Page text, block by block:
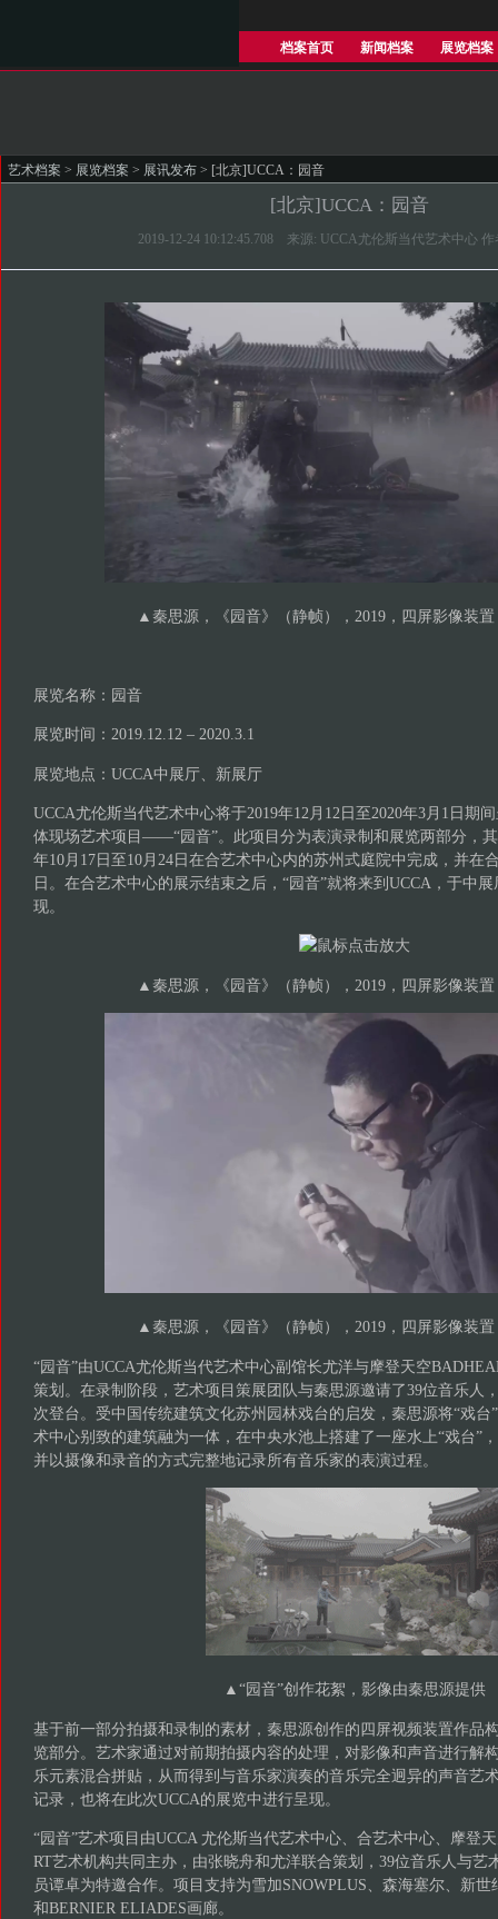
档案首页 新闻档案 展览档案
艺术档案 > 展览档案 > 展讯发布 > [北京]UCCA：园音
[北京]UCCA：园音
2019-12-24 10:12:45.708 来源: UCCA尤伦斯当代艺术中心
▲秦思源，《园音》（静帧），2019，四屏影像装置
展览名称：园音
展览时间：2019.12.12 – 2020.3.1
展览地点：UCCA中展厅、新展厅
UCCA尤伦斯当代艺术中心将于2019年12月12日至2020年3月1日期
体现场艺术项目——“园音”。此项目分为表演录制和展览两部分，
年10月17日至10月24日在合艺术中心内的苏州式庭院中完成，并在
日。在合艺术中心的展示结束之后，“园音”就将来到UCCA，于中
现。
▲秦思源，《园音》（静帧），2019，四屏影像装置
▲秦思源，《园音》（静帧），2019，四屏影像装置
“园音”由UCCA尤伦斯当代艺术中心副馆长尤洋与摩登天空
策划。在录制阶段，艺术项目策展团队与秦思源邀请了39位音乐人
次登台。受中国传统建筑文化苏州园林戏台的启发，秦思源将“戏台
术中心别致的建筑融为一体，在中央水池上搭建了一座水上“戏台”
并以摄像和录音的方式完整地记录所有音乐家的表演过程。
▲“园音”创作花絮，影像由秦思源提供
基于前一部分拍摄和录制的素材，秦思源创作的四屏视频装置作品
览部分。艺术家通过对前期拍摄内容的处理，对影像和声音进行解
乐元素混合拼贴，从而得到与音乐家演奏的音乐完全迥异的声音艺
记录，也将在此次UCCA的展览中进行呈现。
“园音”艺术项目由UCCA 尤伦斯当代艺术中心、合艺术中心、摩登
RT艺术机构共同主办，由张晓舟和尤洋联合策划，39位音乐人与艺
员谭卓为特邀合作。项目支持为雪加SNOWPLUS、森海塞尔、新
和BERNIER ELIADES画廊。